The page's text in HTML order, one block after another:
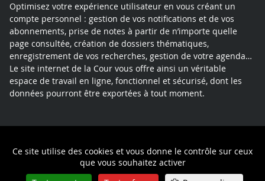
Ce site utilise des cookies et vous donne le contrôle sur ceux
que vous souhaitez activer
Optimisez votre expérience utilisateur en vous créant un
compte personnel : gestion de vos notifications et de vos
abonnements, prise de notes à partir de n’importe quelle
page consultée, création de dossiers thématiques,
enregistrement de vos recherches, gestion de votre agenda…
Le site internet de la Cour vous offre ainsi un véritable
espace de travail en ligne, fonctionnel et sécurisé, dont les
données pourront être exportées à tout moment.
Politique de confidentialité